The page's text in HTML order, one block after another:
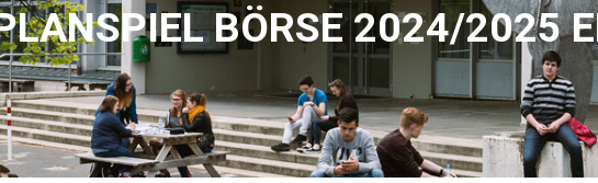
BÖRSE 2024/2025